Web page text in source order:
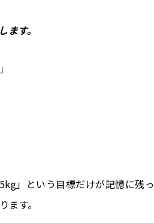
す。
」という目標だけが記憶に残っ
す。